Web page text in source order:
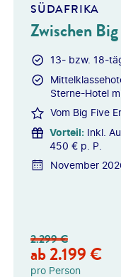
SÜDAFRIKA
Zwischen
13- bzw. 18-
Sterne-Hotel
Vom Big Five
Vorteil: Inkl.
450 € p. P.
November
2.299€
ab2.199€
pro Person